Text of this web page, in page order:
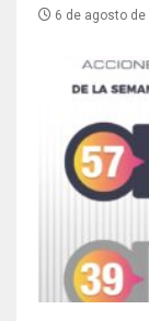
6 de agosto de